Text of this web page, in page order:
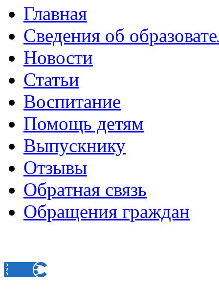
Главная
Сведения об
Новости
Статьи
Воспитание
Помощь детям
Выпускнику
Отзывы
Обратная связь
Обращения граждан